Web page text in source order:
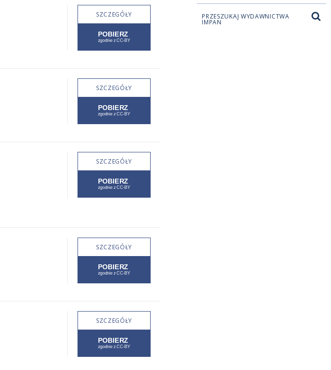
SZCZEGÓŁY
SZCZEGÓŁY
SZCZEGÓŁY
SZCZEGÓŁY
SZCZEGÓŁY
PRZESZUKAJ WYDAWNICTWA
IMPAN